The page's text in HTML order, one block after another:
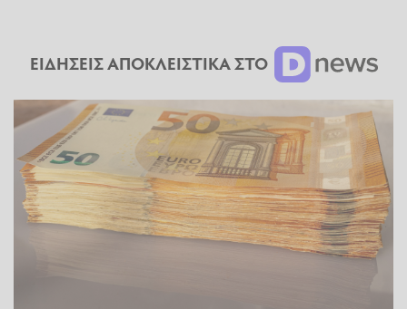
ΕΙΔΗΣΕΙΣ ΑΠΟΚΛΕΙΣΤΙΚΑ ΣΤΟ